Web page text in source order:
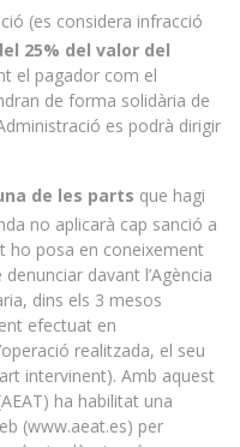
(es considera infracció
25% del valor del
el pagador com el
de forma solidària de
es podrà dirigir
de les parts que hagi
no aplicarà cap sanció a
ho posa en coneixement
denunciar davant l’Agència
dins els 3 mesos
efectuat en
realitzada, el seu
intervinent). Amb aquest
ha habilitat una
(www.aeat.es) per